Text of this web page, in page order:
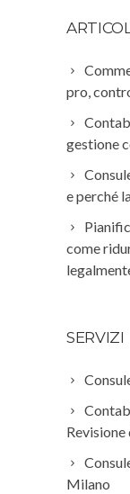
pro,
gestione
e perché
come
SERVIZI
Milano